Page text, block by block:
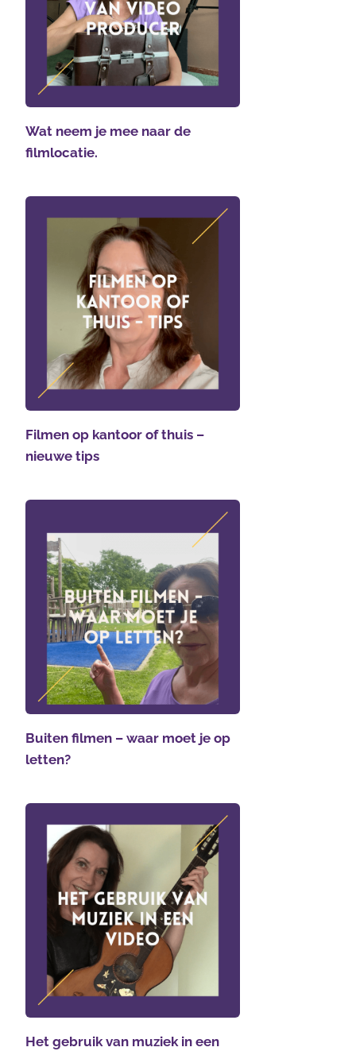
Wat neem je mee naar de
filmlocatie.
Filmen op kantoor of thuis –
nieuwe tips
Buiten filmen – waar moet je op
letten?
Het gebruik van muziek in een